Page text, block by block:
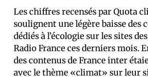
Les chiffres recensés par Quota
soulignent une légère baisse des
dédiés à l’écologie sur les sites
Radio France ces derniers mois.
des contenus de France inter
avec le thème «climat» sur leur